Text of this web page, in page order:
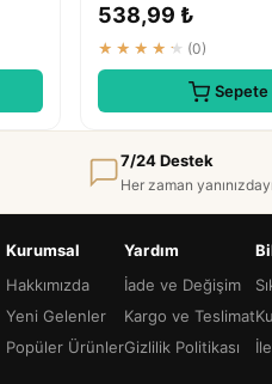
538,99 ₺
★★★★★ (0)
Sepete
7/24 Destek
Her zaman
Kurumsal
Hakkımızda
Yeni Gelenler
Popüler Ürünler
Yardım
İade ve Değişim
Kargo ve Teslimat
Gizlilik Politikası